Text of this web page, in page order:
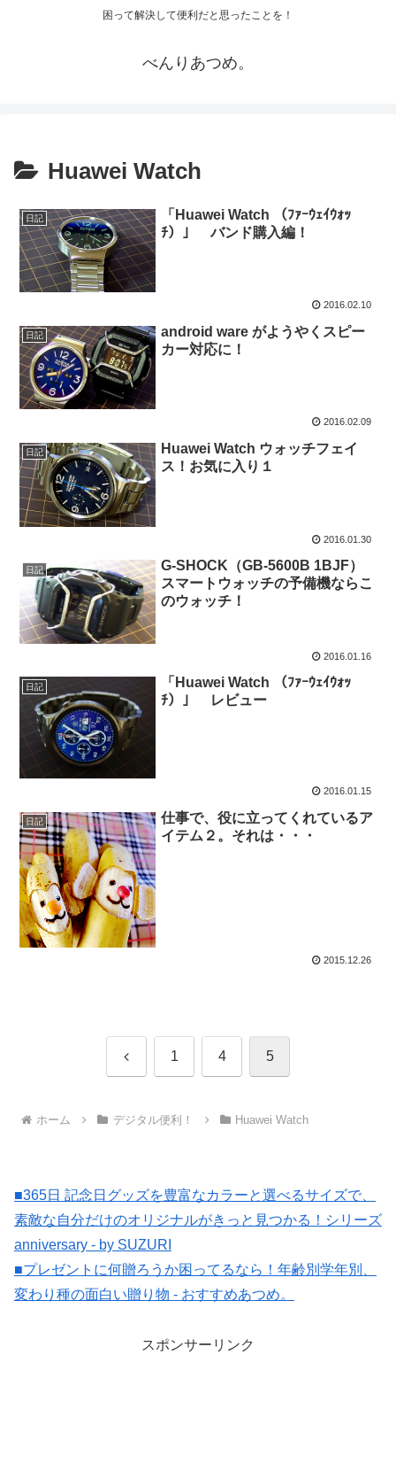
困って解決して便利だと思ったことを！
べんりあつめ。
Huawei Watch
日記
「Huawei Watch （ﾌｧｰｳｪｲｳｫｯ
ﾁ）」 バンド購入編！
2016.02.10
日記
android ware がようやくスピー
カー対応に！
2016.02.09
日記
Huawei Watch ウォッチフェイ
ス！お気に入り１
2016.01.30
日記
G-SHOCK（GB-5600B 1BJF）
スマートウォッチの予備機ならこ
のウォッチ！
2016.01.16
日記
「Huawei Watch （ﾌｧｰｳｪｲｳｫｯ
ﾁ）」 レビュー
2016.01.15
日記
仕事で、役に立ってくれているア
イテム２。それは・・・
2015.12.26
前 1 4 5
ホーム デジタル便利！ Huawei Watch
■365日 記念日グッズを豊富なカラーと選べるサイズで、
素敵な自分だけのオリジナルがきっと見つかる！シリーズ
anniversary - by SUZURI
■プレゼントに何贈ろうか困ってるなら！年齢別学年別、
変わり種の面白い贈り物 - おすすめあつめ。
スポンサーリンク